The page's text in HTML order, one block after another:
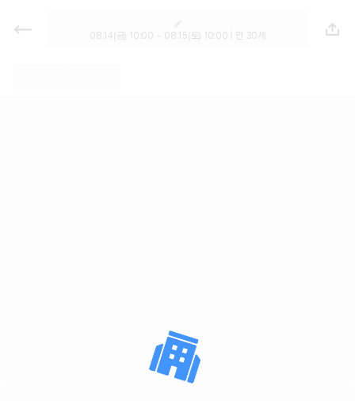
렌트카 - 전남광주 렌터카 가격비교,
최저가 보장 1위 카모아
08.14(금) 10:00 ~ 08.15(토) 10:00 | 만 30세